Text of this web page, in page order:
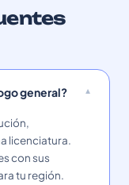
general?
licenciatura.
con sus
tu región.